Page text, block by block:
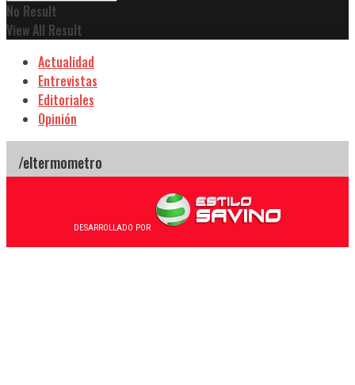
No Result
View All Result
Actualidad
Entrevistas
Editoriales
Opinión
DESARROLLADO POR